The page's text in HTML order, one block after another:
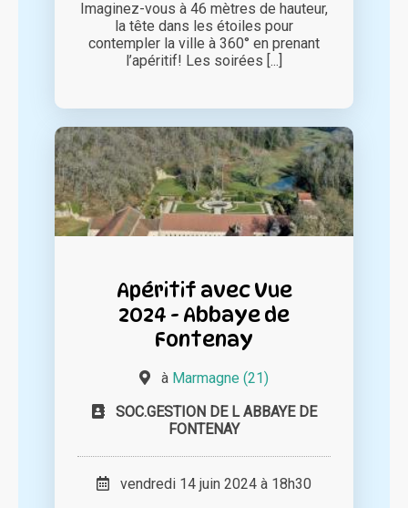
Imaginez-vous à 46 mètres de hauteur,
la tête dans les étoiles pour
contempler la ville à 360° en prenant
l’apéritif! Les soirées [...]
Apéritif avec Vue
2024 - Abbaye de
Fontenay
à Marmagne (21)
SOC.GESTION DE L ABBAYE DE
FONTENAY
vendredi 14 juin 2024 à 18h30